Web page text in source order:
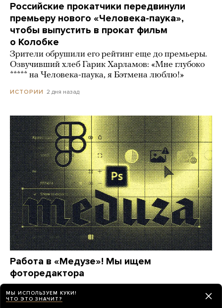
Российские прокатчики передвинули
премьеру нового «Человека-паука»,
чтобы выпустить в прокат фильм
о Колобке
Зрители обрушили его рейтинг еще до премьеры.
Озвучивший хлеб Гарик Харламов: «Мне глубоко
***** на Человека-паука, я Бэтмена люблю!»
ИСТОРИИ 2 дня назад
Работа в «Медузе»! Мы ищем
фоторедактора
МЕДУЗА 25 дней назад
МЫ ИСПОЛЬЗУЕМ КУКИ!
ЧТО ЭТО ЗНАЧИТ?